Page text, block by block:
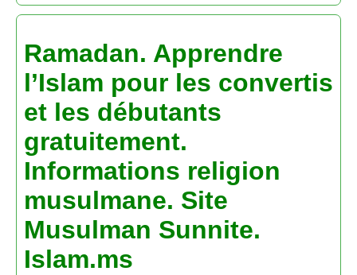
Ramadan. Apprendre
l’Islam pour les convertis
et les débutants
gratuitement.
Informations religion
musulmane. Site
Musulman Sunnite.
Islam.ms